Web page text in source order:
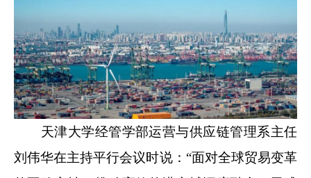
天津大学经管学部运营与供应链管理系主任
刘伟华在主持平行会议时说：“面对全球贸易变革